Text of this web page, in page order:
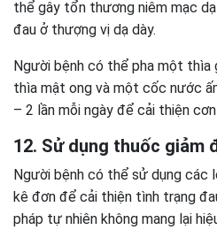
thể gây tổn thương niêm mạc
đau ở thượng vị dạ dày.
Người bệnh có thể pha một
thìa mật ong và một cốc nước
– 2 lần mỗi ngày để cải thiện
12. Sử dụng thuốc giảm
Người bệnh có thể sử dụng các
kê đơn để cải thiện tình trạng
pháp tự nhiên không mang lại